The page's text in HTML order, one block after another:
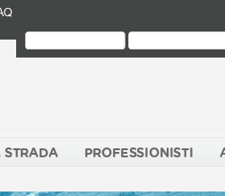
STRADA PROFESSIONISTI